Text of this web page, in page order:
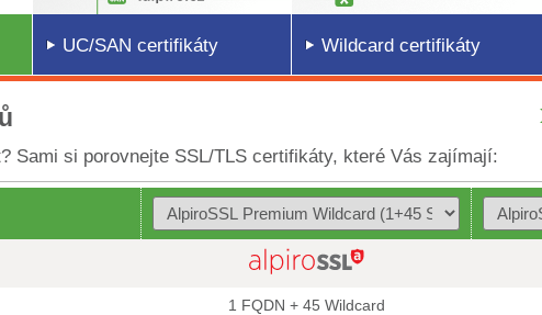
UC/SAN certifikáty Wildcard certifikáty
Sami si porovnejte SSL/TLS certifikáty, které Vás zajímají:
1 FQDN + 45 Wildcard